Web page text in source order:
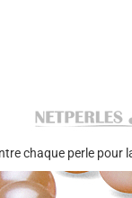
chaque perle pour